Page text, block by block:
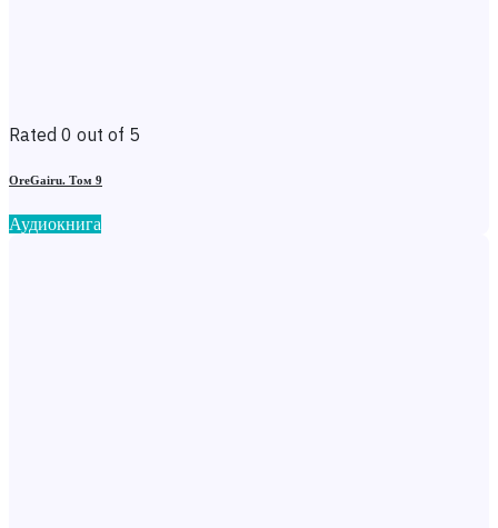
Rated 0 out of 5
OreGairu. Том 9
Аудиокнига